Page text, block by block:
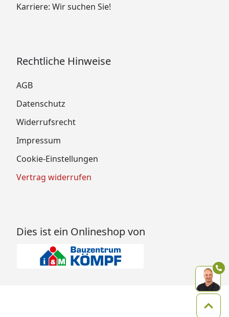
Karriere: Wir suchen Sie!
Rechtliche Hinweise
AGB
Datenschutz
Widerrufsrecht
Impressum
Cookie-Einstellungen
Vertrag widerrufen
Dies ist ein Onlineshop von